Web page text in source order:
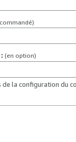
(en option)
de la configuration du